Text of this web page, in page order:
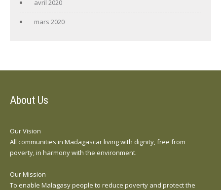
avril 2020
mars 2020
About Us
Our Vision
All communities in Madagascar living with dignity, free from
poverty, in harmony with the environment.
Our Mission
To enable Malagasy people to reduce poverty and protect the